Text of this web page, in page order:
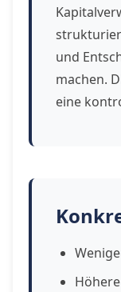
und
machen.
eine